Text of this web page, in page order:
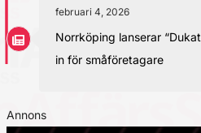
februari 4, 2026
Norrköping lanserar
in för småföretagare
Annons